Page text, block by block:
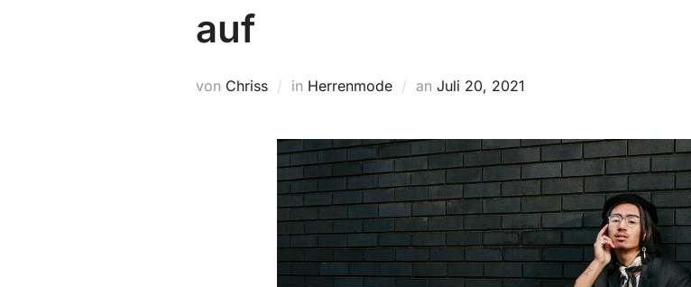
auf
von Chriss in Herrenmode an Veröffentlicht
Juli 20, 2021